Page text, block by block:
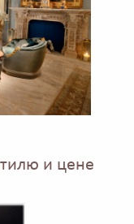
и цене